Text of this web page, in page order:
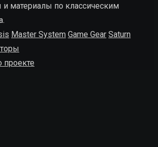
материалы по классическим
Master System Game Gear Saturn